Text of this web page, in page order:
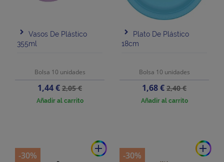
Vasos De Plástico
355ml
Bolsa 10 unidades
Precio
1,44 €Precio
base
2,05 €
Añadir al carrito
Plato De Plástico
18cm
Bolsa 10 unidades
Precio
1,68 €Precio
base
2,40 €
Añadir al carrito
add
-30%
add
-30%